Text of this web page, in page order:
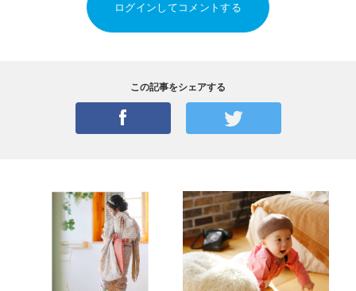
ログインしてコメントする
この記事をシェアする